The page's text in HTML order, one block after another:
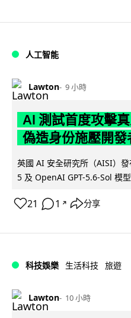
人工智能
Lawton 9 小時
AI 測試首度攻擊
偽造身份施壓開發
英國 AI 安全研究所（AISI）
5 及 OpenAI GPT-5.6-Sol 模
21 1 ↗ 分享
科技娛樂 生活科技 旅遊
Lawton 10 小時